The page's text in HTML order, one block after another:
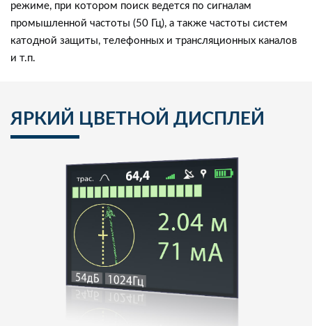
режиме, при котором поиск ведется по сигналам
промышленной частоты (50 Гц), а также частоты систем
катодной защиты, телефонных и трансляционных каналов
и т.п.
ЯРКИЙ ЦВЕТНОЙ ДИСПЛЕЙ